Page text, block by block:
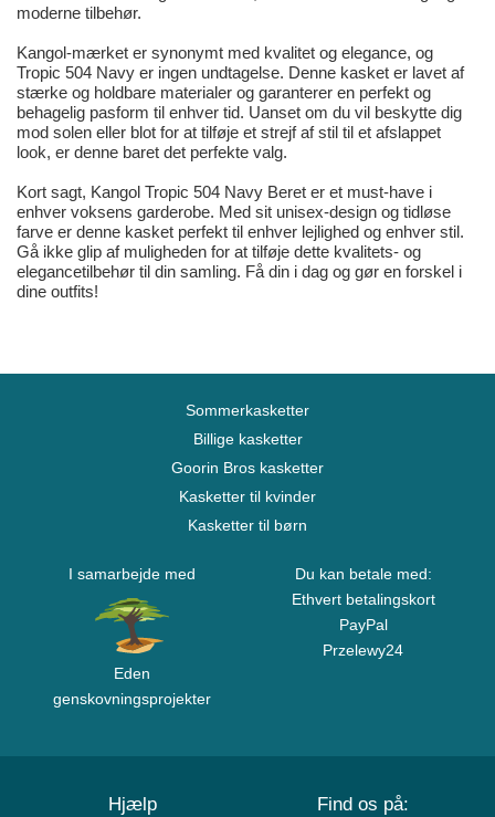
moderne tilbehør.
Kangol-mærket er synonymt med kvalitet og elegance, og
Tropic 504 Navy er ingen undtagelse. Denne kasket er lavet af
stærke og holdbare materialer og garanterer en perfekt og
behagelig pasform til enhver tid. Uanset om du vil beskytte dig
mod solen eller blot for at tilføje et strejf af stil til et afslappet
look, er denne baret det perfekte valg.
Kort sagt, Kangol Tropic 504 Navy Beret er et must-have i
enhver voksens garderobe. Med sit unisex-design og tidløse
farve er denne kasket perfekt til enhver lejlighed og enhver stil.
Gå ikke glip af muligheden for at tilføje dette kvalitets- og
elegancetilbehør til din samling. Få din i dag og gør en forskel i
dine outfits!
Sommerkasketter
Billige kasketter
Goorin Bros kasketter
Kasketter til kvinder
Kasketter til børn
I samarbejde med
Eden
genskovningsprojekter
Du kan betale med:
Ethvert betalingskort
PayPal
Przelewy24
Hjælp Find os på: